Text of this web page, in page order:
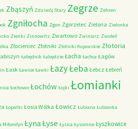
Zbąszyń Zdziwój Stary Zegrze Zehren
Zgniłocha Zgon Zgorzelec Zielona Zielonka
Zienki Zinnowitz Zwartowo Zwiniarz Zwoleń
Złocieniec Złotniki Złotniki Kujawskie Złotoria
Łabędnik Łabędzie Łacha Łachca Łagów
Łask Ławice Ławki ŁazyŁeba Łebcz Łebień
Łochowo Łochów Łojki Łomianki
Łopatki Łosia Wólka Łowicz Łubiana Łubianka
Miłomłyn ŁynaŁyse Łysica Łysomice Łyszkowice